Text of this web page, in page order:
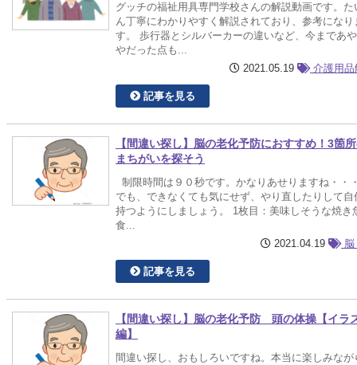
グッチの福祉用具専門学校さんの解説動画です。た
ん丁寧にわかりやすく解説されており、参考になり
す。 歩行器とシルバーカーの違いなど、今まであ
やだった点も...
2021.05.19
介護用品
記事を見る
【間違い探し】脳の老化予防におすすめ！3箇
まちがいを探そう
制限時間は９０秒です。かなりあせりますね・・
でも、できなくても気にせず、やり直したりして自
持つようにしましょう。 1枚目：美味しそうな焼き
食...
2021.04.19
脳
記事を見る
【間違い探し】脳の老化予防 頭の体操【イラ
編】
間違い探し、おもしろいですね。本当に楽しみなが